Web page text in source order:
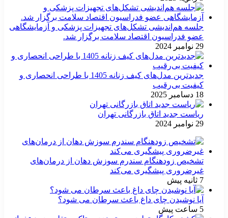
جلسه هم‌اندیشی تشکل‌های تجهیزات پزشکی و آزمایشگاهی
عضو فدراسیون اقتصاد سلامت برگزار شد.
29 نوامبر 2024
جدیدترین مدل‌های کیف زنانه 1405 با طراحی انحصاری و
کیفیت بی‌رقیب
18 دسامبر 2025
ریاست جدید اتاق بازرگانی تهران
29 نوامبر 2024
تشخیص زودهنگام سندرم سوزش دهان از درمان‌های
غیرضروری پیشگیری می‌کند
7 ثانیه پیش
آیا نوشیدن چای داغ باعث سرطان می شود؟
5 ساعت پیش